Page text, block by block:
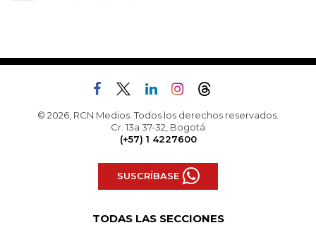
© 2026, RCN Medios. Todos los derechos reservados.
Cr. 13a 37-32, Bogotá
(+57) 1 4227600
SUSCRÍBASE
TODAS LAS SECCIONES